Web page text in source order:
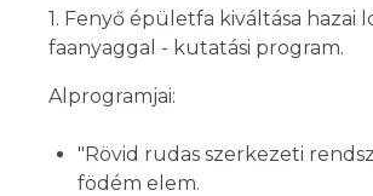
1. Fenyő épületfa kiváltása hazai
faanyaggal - kutatási program.
Alprogramjai:
"Rövid rudas szerkezeti
födém elem.